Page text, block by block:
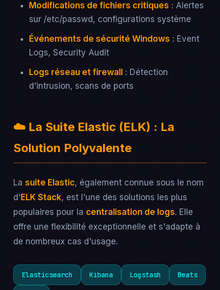
Modifications de fichiers critiques : Alertes
sur /etc/passwd, configurations système
Événements de sécurité Windows : Event
Logs, Security Audit
Logs réseau et firewall
: Détection
d'intrusion, scans de ports
☁️ La Suite Elastic (ELK) : La
Solution Polyvalente
La suite Elastic, également connue sous le nom
d' ELK Stack, est l'une des solutions les plus
populaires pour la centralisation de logs. Elle
offre une flexibilité exceptionnelle et s'adapte à
de nombreux cas d'usage.
Elasticsearch Kibana Logstash Beats